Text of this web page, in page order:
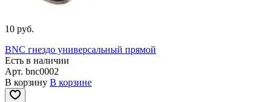
10 руб.
BNC гнездо универсальный прямой
Есть в наличии
Арт. bnc0002
В корзину В корзине